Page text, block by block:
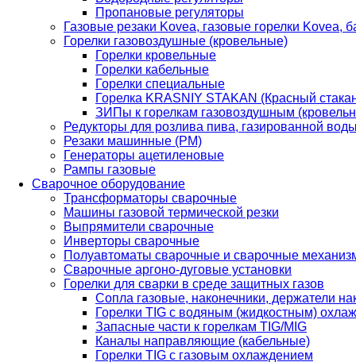
Пропановые регуляторы
Газовые резаки Kovea, газовые горелки Kovea,
Горелки газовоздушные (кровельные)
Горелки кровельные
Горелки кабельные
Горелки специальные
Горелка KRASNIY STAKAN (Красный
ЗИПы к горелкам газовоздушным
Редукторы для розлива пива, газированной
Резаки машинные (РМ)
Генераторы ацетиленовые
Рампы газовые
Сварочное оборудование
Трансформаторы сварочные
Машины газовой термической резки
Выпрямители сварочные
Инверторы сварочные
Полуавтоматы сварочные и сварочные
Сварочные аргоно-дуговые установки
Горелки для сварки в среде защитных газов
Сопла газовые, наконечники, держатели
Горелки TIG с водяным (жидкостным)
Запасные части к горелкам TIG/MIG
Каналы направляющие (кабельные)
Горелки TIG с газовым охлаждением